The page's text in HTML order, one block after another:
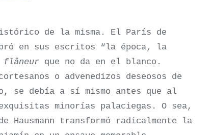
de la misma. El París de
en sus escritos “la época, la
flâneurque no da en el blanco.
o advenedizos deseosos de
se debía a sí mismo antes que al
minorías palaciegas. O sea,
transformó radicalmente la